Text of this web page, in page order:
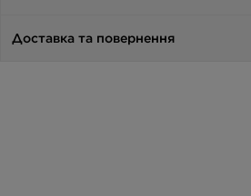
Доставка та повернення